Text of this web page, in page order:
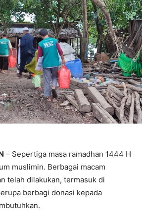
– Sepertiga masa ramadhan 1444 H
muslimin. Berbagai macam
telah dilakukan, termasuk di
berbagi donasi kepada